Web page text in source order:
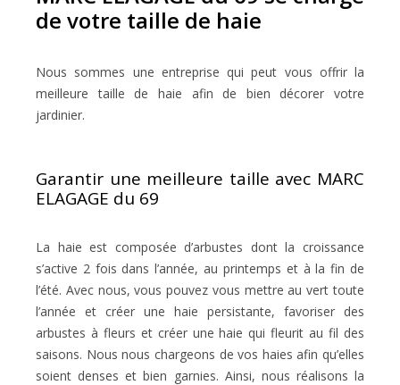
de votre taille de haie
Nous sommes une entreprise qui peut vous offrir la
meilleure taille de haie afin de bien décorer votre
jardinier.
Garantir une meilleure taille avec MARC
ELAGAGE du 69
La haie est composée d’arbustes dont la croissance
s’active 2 fois dans l’année, au printemps et à la fin de
l’été. Avec nous, vous pouvez vous mettre au vert toute
l’année et créer une haie persistante, favoriser des
arbustes à fleurs et créer une haie qui fleurit au fil des
saisons. Nous nous chargeons de vos haies afin qu’elles
soient denses et bien garnies. Ainsi, nous réalisons la